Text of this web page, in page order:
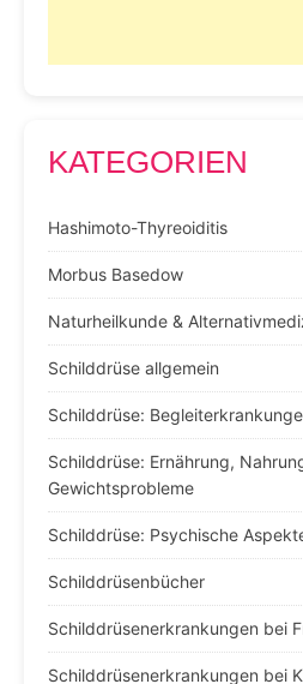
KATEGORIEN
Hashimoto-Thyreoiditis
Morbus Basedow
Naturheilkunde &
Schilddrüse allgemein
Schilddrüse:
Schilddrüse: Ernährung,
Gewichtsprobleme
Schilddrüse: Psychische
Schilddrüsenbücher
Schilddrüsenerkrankungen bei
Schilddrüsenerkrankungen bei